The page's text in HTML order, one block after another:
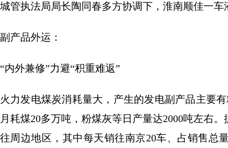
城管执法局局长陶同春多方协调下，淮南顺佳一
副产品外运：
“内外兼修”力避“积重难返”
火力发电煤炭消耗量大，产生的发电副产品主要
月耗煤20多万吨，粉煤灰等日产量达2000吨左右
往周边地区，其中每天销往南京20车、占销售总